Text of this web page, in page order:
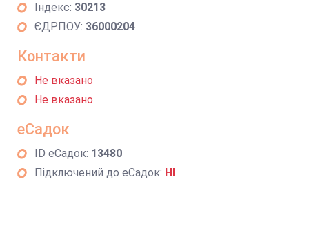
Індекс: 30213
ЄДРПОУ: 36000204
Контакти
Не вказано
Не вказано
еСадок
ID еСадок: 13480
Підключений до еСадок: НІ